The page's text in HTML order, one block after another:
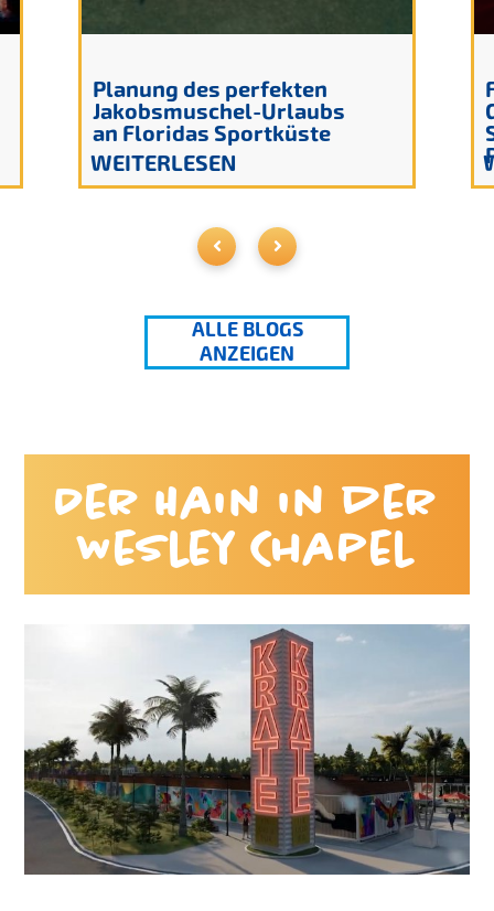
Planung des perfekten
Jakobsmuschel-Urlaubs
an Floridas Sportküste
WEITERLESEN
ALLE BLOGS
ANZEIGEN
Der Hain in der
Wesley Chapel